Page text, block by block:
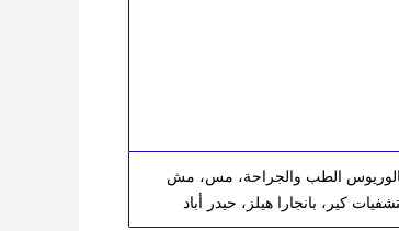
الطب والجراحة، مس، مش
كير، بانجارا هيلز، حيدر أباد